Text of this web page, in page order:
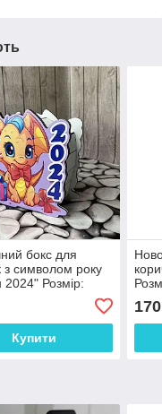
бокс для
з символом року
2024" Розмір:
Купити
170